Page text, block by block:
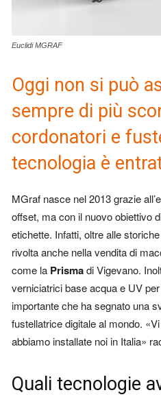
Euclidi MGRAF
Oggi non si può
sempre di più
cordonatori e
tecnologia è
MGraf nasce nel 2013 grazie
offset, ma con il nuovo obiettivo
etichette. Infatti, oltre alle
rivolta anche nella vendita di
come la Prismadi Vigevano.
verniciatrici base acqua e UV
importante che ha segnato una
fustellatrice digitale al mondo.
abbiamo installate noi in Italia»
Quali tecnologie